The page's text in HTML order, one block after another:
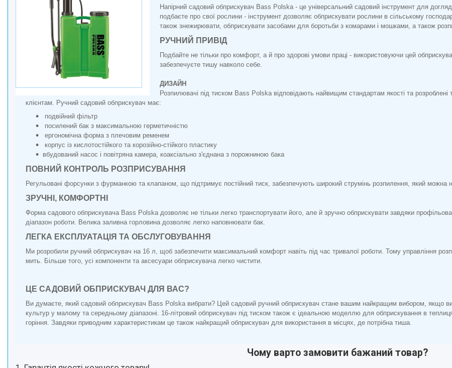
Світ інструмента
Побутова Хімія
Напірний садовий обприскувач Bass Polska - це універсальний садовий інструмент для
подбаєте про свої рослини - інструмент дозволяє обприскувати рослини в сільському
також знежирювати, обприскувати засобами для боротьби з комарами і мошками, а також
РУЧНИЙ ПРИВІД
Подбайте не тільки про комфорт, а й про здорові умови праці - використовуючи цей
забезпечуєте тишу навколо себе.
ДИЗАЙН
Розпилювачі під тиском Bass Polska відповідають найвищим стандартам якості та
клієнтам. Ручний садовий обприскувач має:
подвійний фільтр
посилений бак з максимальною герметичністю
ергономічна форма з плечовим ременем
корпус із кислотостійкого та корозійно-стійкого пластику
вбудований насос і повітряна камера, коаксіально з'єднана з порожниною бака
ПОВНИЙ КОНТРОЛЬ РОЗПРИСУВАННЯ
Регульовані форсунки з фурманкою та клапаном, що підтримує постійний тиск, забезпечують широкий струмінь розпилення, який можна
ЗРУЧНІ, КОМФОРТНІ
Форма садового обприскувача Bass Polska дозволяє не тільки легко транспортувати його, але й зручно обприскувати завдяки
діапазон роботи. Велика заливна горловина дозволяє легко наповнювати бак.
ЛЕГКА ЕКСПЛУАТАЦІЯ ТА ОБСЛУГОВУВАННЯ
Ми розробили ручний обприскувач на 16 л, щоб забезпечити максимальний комфорт навіть під час тривалої роботи. Тому управління
мить. Більше того, усі компоненти та аксесуари обприскувача легко чистити.
ЦЕ САДОВИЙ ОБПРИСКУВАЧ ДЛЯ ВАС?
Ви думаєте, який садовий обприскувач Bass Polska вибрати? Цей садовий ручний обприскувач стане вашим найкращим вибором, якщо ви
культур у малому та середньому діапазоні. 16-літровий обприскувач під тиском також є ідеальною моделлю для обприскування в
горіння. Завдяки приводним характеристикам це також найкращий обприскувач для використання в місцях, де потрібна тиша.
Чому варто замовити бажаний товар?